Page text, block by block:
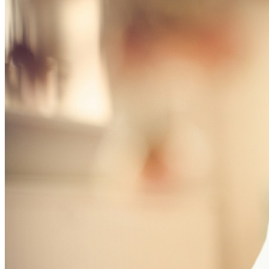
Snažia sa vyhovieť za každých okolností všetkým vašim želaniam, a
zabezpeciť tak čo najväčší komfort a pohodu. Ako som písal vyššie,
2 týždne v tomto rezorte ubehli ako voda, okrem perfektných
liečebných procedúr a chutného jedla, mi bolo sprostredkovaných aj
niekoľko úžasných zážitkov (rybolov na otvorenom mori, výlet na
Safari atď) a tento pobyt bol jedno z mojich (manželkiných)
najlepších rozhodnutí v živote. A aj keď takéto niečo vyhladávajú